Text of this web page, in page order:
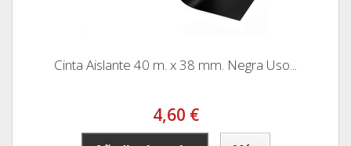
Cinta Aislante 40 m. x 38 mm. Negra Uso...
4,60 €